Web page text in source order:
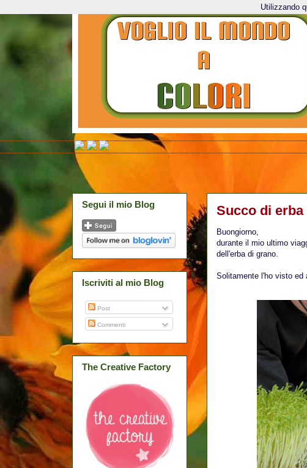
Succo di
Buongiorno,
durante il mio ultimo
dell'erba di grano.
Solitamente l'ho visto ed
Segui il mio Blog
Iscriviti al mio Blog
Post
Commenti
The Creative Factory
Utilizzando